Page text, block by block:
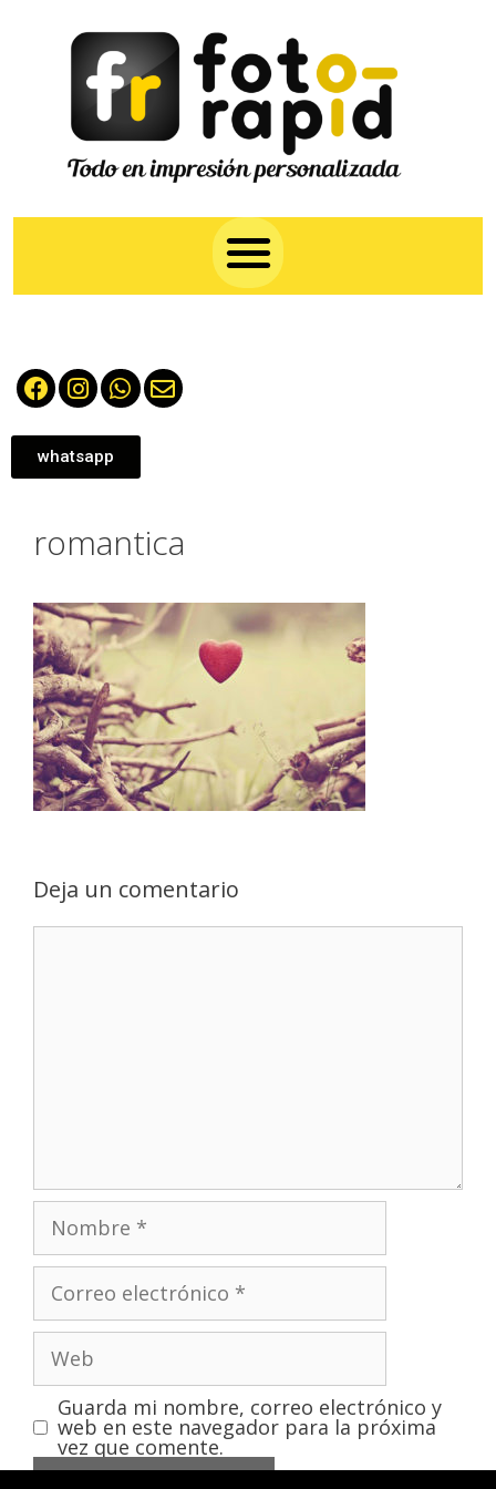
whatsapp
romantica
Deja un comentario
Guarda mi nombre, correo electrónico y
web en este navegador para la próxima
vez que comente.